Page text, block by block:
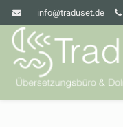
info@traduset.de